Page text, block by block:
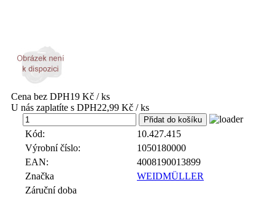
Cena bez DPH19 Kč / ks
U nás zaplatíte s DPH22,99 Kč / ks
Kód:
10.427.415
Výrobní číslo:
1050180000
EAN:
4008190013899
Značka
WEIDMÜLLER
Záruční doba